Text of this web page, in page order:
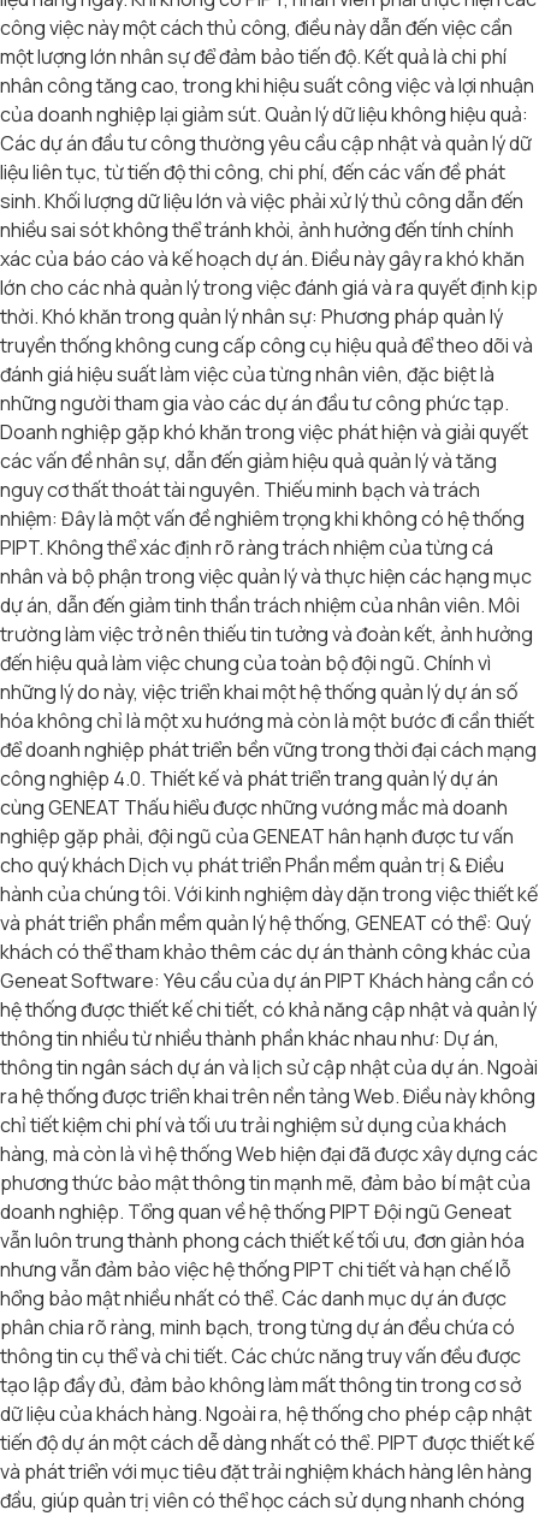
công việc này một cách thủ công, điều này dẫn đến việc cần
một lượng lớn nhân sự để đảm bảo tiến độ. Kết quả là chi phí
nhân công tăng cao, trong khi hiệu suất công việc và lợi nhuận
của doanh nghiệp lại giảm sút. Quản lý dữ liệu không hiệu quả:
Các dự án đầu tư công thường yêu cầu cập nhật và quản lý dữ
liệu liên tục, từ tiến độ thi công, chi phí, đến các vấn đề phát
sinh. Khối lượng dữ liệu lớn và việc phải xử lý thủ công dẫn đến
nhiều sai sót không thể tránh khỏi, ảnh hưởng đến tính chính
xác của báo cáo và kế hoạch dự án. Điều này gây ra khó khăn
lớn cho các nhà quản lý trong việc đánh giá và ra quyết định kịp
thời. Khó khăn trong quản lý nhân sự: Phương pháp quản lý
truyền thống không cung cấp công cụ hiệu quả để theo dõi và
đánh giá hiệu suất làm việc của từng nhân viên, đặc biệt là
những người tham gia vào các dự án đầu tư công phức tạp.
Doanh nghiệp gặp khó khăn trong việc phát hiện và giải quyết
các vấn đề nhân sự, dẫn đến giảm hiệu quả quản lý và tăng
nguy cơ thất thoát tài nguyên. Thiếu minh bạch và trách
nhiệm: Đây là một vấn đề nghiêm trọng khi không có hệ thống
PIPT. Không thể xác định rõ ràng trách nhiệm của từng cá
nhân và bộ phận trong việc quản lý và thực hiện các hạng mục
dự án, dẫn đến giảm tinh thần trách nhiệm của nhân viên. Môi
trường làm việc trở nên thiếu tin tưởng và đoàn kết, ảnh hưởng
đến hiệu quả làm việc chung của toàn bộ đội ngũ. Chính vì
những lý do này, việc triển khai một hệ thống quản lý dự án số
hóa không chỉ là một xu hướng mà còn là một bước đi cần thiết
để doanh nghiệp phát triển bền vững trong thời đại cách mạng
công nghiệp 4.0. Thiết kế và phát triển trang quản lý dự án
cùng GENEAT Thấu hiểu được những vướng mắc mà doanh
nghiệp gặp phải, đội ngũ của GENEAT hân hạnh được tư vấn
cho quý khách Dịch vụ phát triển Phần mềm quản trị & Điều
hành của chúng tôi. Với kinh nghiệm dày dặn trong việc thiết kế
và phát triển phần mềm quản lý hệ thống, GENEAT có thể: Quý
khách có thể tham khảo thêm các dự án thành công khác của
Geneat Software: Yêu cầu của dự án PIPT Khách hàng cần có
hệ thống được thiết kế chi tiết, có khả năng cập nhật và quản lý
thông tin nhiều từ nhiều thành phần khác nhau như: Dự án,
thông tin ngân sách dự án và lịch sử cập nhật của dự án. Ngoài
ra hệ thống được triển khai trên nền tảng Web. Điều này không
chỉ tiết kiệm chi phí và tối ưu trải nghiệm sử dụng của khách
hàng, mà còn là vì hệ thống Web hiện đại đã được xây dựng các
phương thức bảo mật thông tin mạnh mẽ, đảm bảo bí mật của
doanh nghiệp. Tổng quan về hệ thống PIPT Đội ngũ Geneat
vẫn luôn trung thành phong cách thiết kế tối ưu, đơn giản hóa
nhưng vẫn đảm bảo việc hệ thống PIPT chi tiết và hạn chế lỗ
hổng bảo mật nhiều nhất có thể. Các danh mục dự án được
phân chia rõ ràng, minh bạch, trong từng dự án đều chứa có
thông tin cụ thể và chi tiết. Các chức năng truy vấn đều được
tạo lập đầy đủ, đảm bảo không làm mất thông tin trong cơ sở
dữ liệu của khách hàng. Ngoài ra, hệ thống cho phép cập nhật
tiến độ dự án một cách dễ dàng nhất có thể. PIPT được thiết kế
và phát triển với mục tiêu đặt trải nghiệm khách hàng lên hàng
đầu, giúp quản trị viên có thể học cách sử dụng nhanh chóng